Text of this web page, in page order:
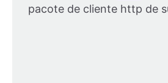
pacote de cliente http de